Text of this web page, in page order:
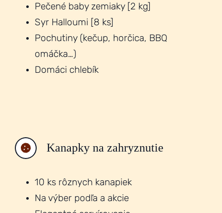
Pečené baby zemiaky [2 kg]
Syr Halloumi [8 ks]
Pochutiny (kečup, horčica, BBQ
omáčka…)
Domáci chlebík
Kanapky na zahryznutie
10 ks rôznych kanapiek
Na výber podľa a akcie